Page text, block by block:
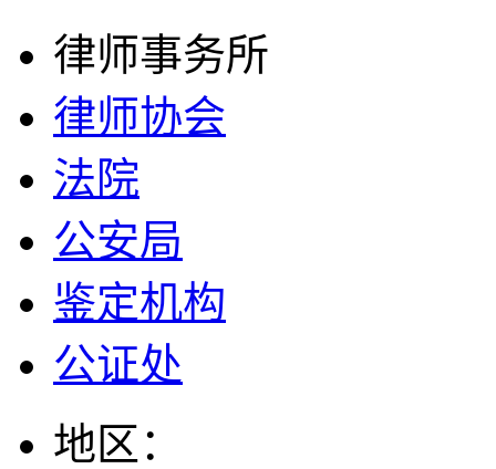
律师事务所
律师协会
法院
公安局
鉴定机构
公证处
地区：